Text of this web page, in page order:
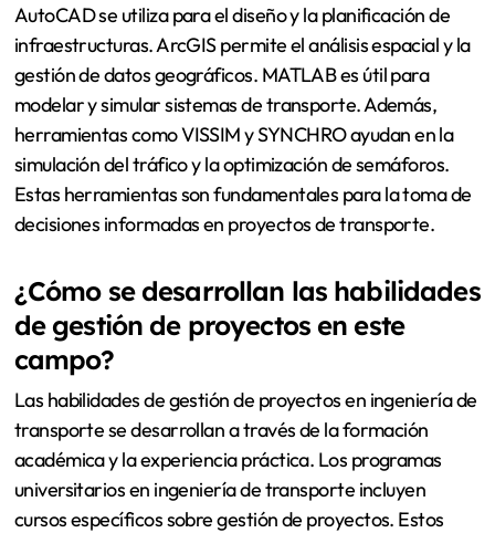
AutoCAD se utiliza para el diseño y la planificación de
infraestructuras. ArcGIS permite el análisis espacial y la
gestión de datos geográficos. MATLAB es útil para
modelar y simular sistemas de transporte. Además,
herramientas como VISSIM y SYNCHRO ayudan en la
simulación del tráfico y la optimización de semáforos.
Estas herramientas son fundamentales para la toma de
decisiones informadas en proyectos de transporte.
¿Cómo se desarrollan las habilidades
de gestión de proyectos en este
campo?
Las habilidades de gestión de proyectos en ingeniería de
transporte se desarrollan a través de la formación
académica y la experiencia práctica. Los programas
universitarios en ingeniería de transporte incluyen
cursos específicos sobre gestión de proyectos. Estos